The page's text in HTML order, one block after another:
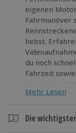
eigenen
Fahrmanöver
hebst.
du noch
Fahrzeit
der
begeistern und
eigenen
Mehr Lesen
Die